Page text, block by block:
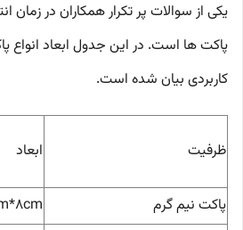
یکی از سوالات پر تکرار همکاران در زمان
پاکت ها است. در این جدول ابعاد انواع
کاربردی بیان شده است.
ظرفیت ابعاد
پاکت نیم گرم